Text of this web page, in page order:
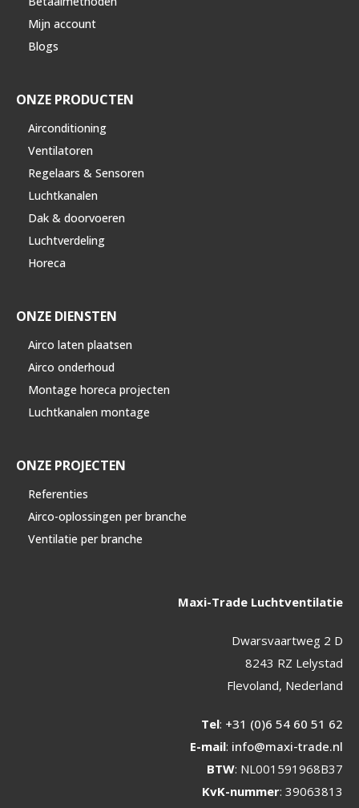
Mijn account
Blogs
ONZE PRODUCTEN
Airconditioning
Ventilatoren
Regelaars & Sensoren
Luchtkanalen
Dak & doorvoeren
Luchtverdeling
Horeca
ONZE DIENSTEN
Airco laten plaatsen
Airco onderhoud
Montage horeca projecten
Luchtkanalen montage
ONZE PROJECTEN
Referenties
Airco-oplossingen per branche
Ventilatie per branche
Maxi-Trade Luchtventilatie
Dwarsvaartweg 2 D
8243 RZ Lelystad
Flevoland, Nederland
Tel: +31 (0)6 54 60 51 62
E-mail: info@maxi-trade.nl
BTW: NL001591968B37
KvK-nummer: 39063813